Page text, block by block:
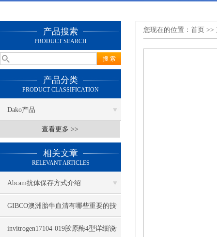
产品搜索
PRODUCT SEARCH
产品分类
PRODUCT CLASSIFICATION
Dako产品
查看更多 >>
相关文章
RELEVANT ARTICLES
Abcam抗体保存方式介绍
GIBCO澳洲胎牛血清有哪些重要的技
术性指标？
invitrogen17104-019胶原酶4型详细说
您现在的位置： 首页 >>